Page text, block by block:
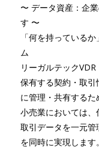
〜 データ資産：企
す 〜
「何を持っている
ム
リーガルテック
保有する契約・取
に管理・共有するた
小売業においては、
取引データを一元
を同時に実現しま